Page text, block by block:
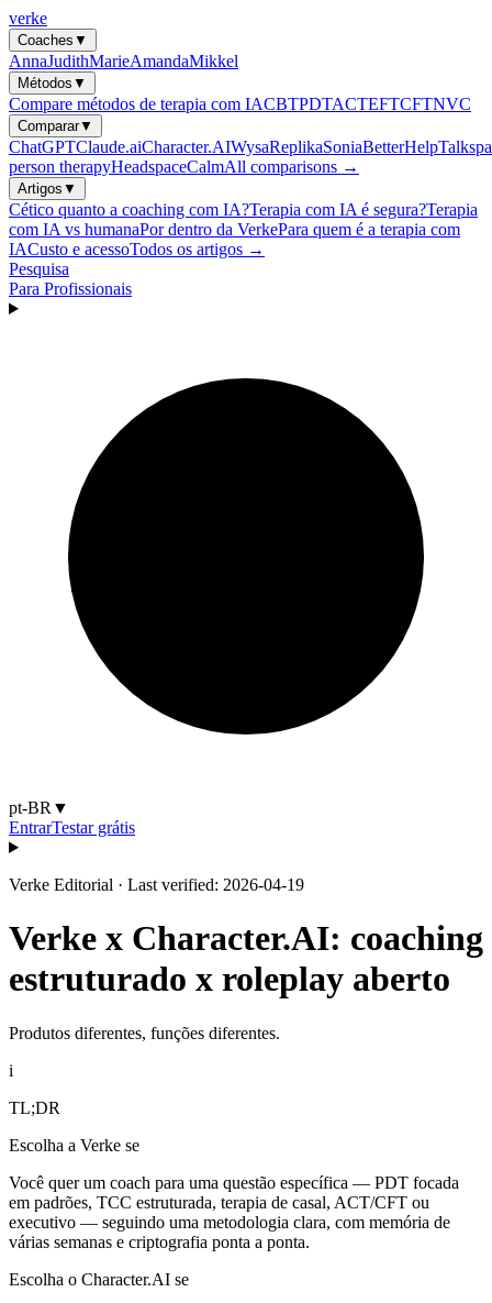
verke
Coaches ▼
AnnaJudithMarieAmandaMikkel
Métodos ▼
Compare métodos de terapia com IACBTPDTACTEFTCFTNVC
Comparar▼
ChatGPTClaude.aiCharacter.AIWysaReplikaSoniaBetterHelp
person therapyHeadspaceCalmAll comparisons →
Artigos ▼
Cético quanto a coaching com IA?Terapia com IA é segura?Terapia
com IA vs humanaPor dentro da VerkePara quem é a terapia com
IACusto e acessoTodos os artigos →
Pesquisa
Para Profissionais
pt-BR ▼
EntrarTestar grátis
Verke Editorial · Last verified: 2026-04-19
Verke x Character.AI: coaching
estruturado x roleplay aberto
Produtos diferentes, funções diferentes.
i
TL;DR
Escolha a Verke se
Você quer um coach para uma questão específica — PDT focada
em padrões, TCC estruturada, terapia de casal, ACT/CFT ou
executivo — seguindo uma metodologia clara, com memória de
várias semanas e criptografia ponta a ponta.
Escolha o Character.AI se